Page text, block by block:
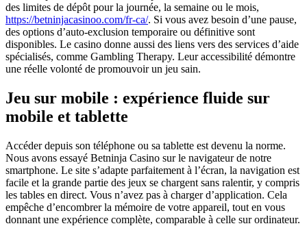
des limites de dépôt pour la journée, la semaine ou le mois,
https://betninjacasinoo.com/fr-ca/. Si vous avez besoin d’une pause,
des options d’auto-exclusion temporaire ou définitive sont
disponibles. Le casino donne aussi des liens vers des services d’aide
spécialisés, comme Gambling Therapy. Leur accessibilité démontre
une réelle volonté de promouvoir un jeu sain.
Jeu sur mobile : expérience fluide sur
mobile et tablette
Accéder depuis son téléphone ou sa tablette est devenu la norme.
Nous avons essayé Betninja Casino sur le navigateur de notre
smartphone. Le site s’adapte parfaitement à l’écran, la navigation est
facile et la grande partie des jeux se chargent sans ralentir, y compris
les tables en direct. Vous n’avez pas à charger d’application. Cela
empêche d’encombrer la mémoire de votre appareil, tout en vous
donnant une expérience complète, comparable à celle sur ordinateur.